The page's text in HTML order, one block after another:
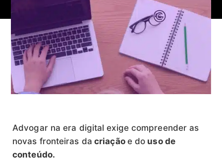
Advogar na era digital exige compreender as
novas fronteiras da criação e do uso de
conteúdo.